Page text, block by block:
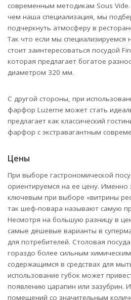
современным методикам Sous
чем наша специализация, мы
подчеркнуть атмосферу в
Так что если мы специализируемся
стоит заинтересоваться посудой
которая предлагает богатое
диаметром 320 мм.
С другой стороны, при
фарфор Luzerne может стать
предлагает как классический
фарфор с экстравагантным
Цены
При выборе гастрономической
ориентируемся на ее цену. Именно
ключевым при выборе «витрины
так шеф-повара называют самую
Несмотря на большую разницу в
самые дешевые варианты в
для потребителей. Столовая
гораздо более сильным
содержащимся в средствах для
использование губок может
появлению царапин или зазубрин.
помещений со значительным